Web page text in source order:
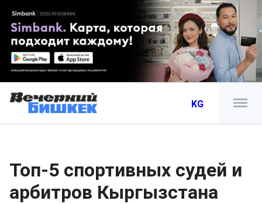
KG
Топ-5 спортивных судей и
арбитров Кыргызстана